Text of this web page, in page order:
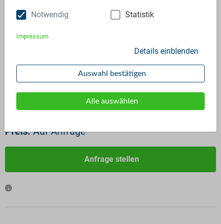
Frequenz:Auf Anfrage
Standardverpackung/Bereitstellungsart:Big Bags
Preis:Auf Anfrage
Anfrage stellen
Notwendig Statistik
Impressum
Details einblenden
Auswahl bestätigen
Alle auswählen